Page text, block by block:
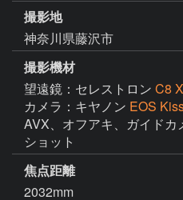
撮影地
神奈川県藤沢市
撮影機材
望遠鏡：セレストロン C8
カメラ：キヤノン EOS
AVX、オフアキ、ガイド
ショット
焦点距離
2032mm